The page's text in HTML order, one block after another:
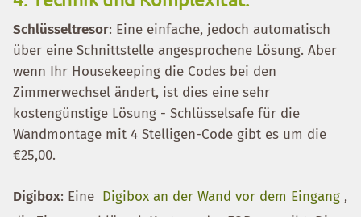
Schlüsseltresor: Eine einfache, jedoch automatisch
über eine Schnittstelle angesprochene Lösung. Aber
wenn Ihr Housekeeping die Codes bei den
Zimmerwechsel ändert, ist dies eine sehr
kostengünstige Lösung - Schlüsselsafe für die
Wandmontage mit 4 Stelligen-Code gibt es um die
€25,00.
Digibox: Eine Digibox an der Wand vor dem Eingang ,